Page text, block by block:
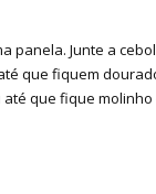
Junte a
que fiquem
que fique